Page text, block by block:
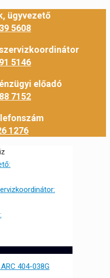
ügyvezető
5608
5146
előadó
7152
1276